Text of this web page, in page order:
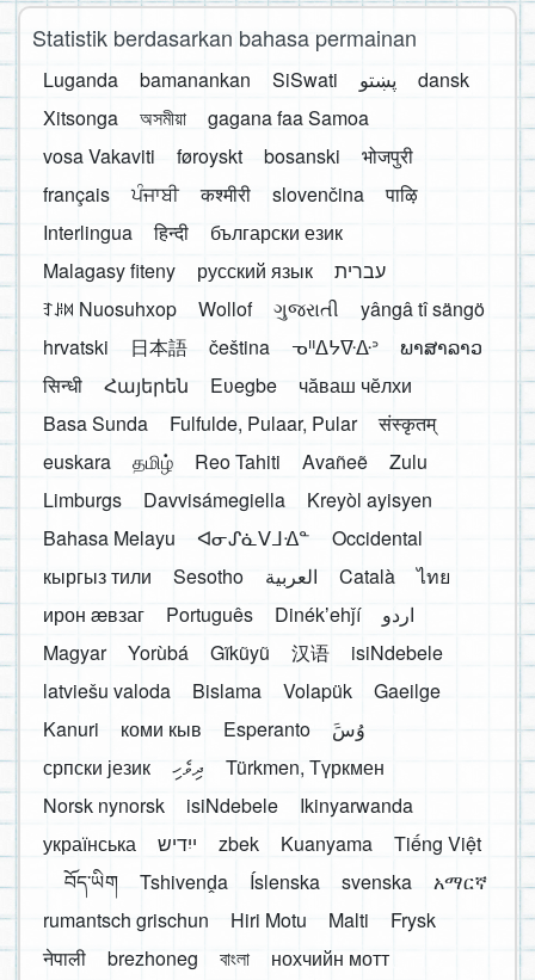
Statistik berdasarkan bahasa permainan
Luganda bamanankan SiSwati پښتو
dansk
Xitsonga
অসমীয়া
gagana faa Samoa
vosa Vakaviti
føroyskt bosanski
भोजपुरी
français
ਪੰਜਾਬੀ कश्मीरी slovenčina
पाऴि
Interlingua
हिन्दी
български език
Malagasy fiteny
русский язык
עברית
ꆈꌠ꒿ Nuosuhxop
Wollof ગુજરાતી
yângâ tî sängö
hrvatski
日本語 čeština ᓀᐦᐃᔭᐍᐏᐣ
ພາສາລາວ
सिन्धी
Հայերեն Eʋegbe
чӑваш чӗлхи
Basa Sunda
Fulfulde, Pulaar, Pular
संस्कृतम्
euskara
தமிழ் Reo Tahiti Avañeẽ
Zulu
Limburgs
Davvisámegiella
Kreyòl ayisyen
Bahasa Melayu
ᐊᓂᔑᓈᐯᒧᐎᓐ
Occidental
кыргыз тили
Sesotho العربية Català
ไทย
ирон æвзаг
Português Dinékʼehǰí
اردو
Magyar
Yorùbá Gĩkũyũ 汉语
isiNdebele
latviešu valoda
Bislama Volapük
Gaeilge
Kanuri
коми кыв Esperanto
َوُسَ
српски језик
ދިވެހި
Türkmen, Түркмен
Norsk nynorsk
isiNdebele
Ikinyarwanda
українська
ייִדיש zbek Kuanyama
Tiếng Việt
བོད་ཡིག
Tshivenḓa Íslenska svenska
አማርኛ
rumantsch grischun
Hiri Motu Malti
Frysk
नेपाली
brezhoneg বাংলা
нохчийн мотт